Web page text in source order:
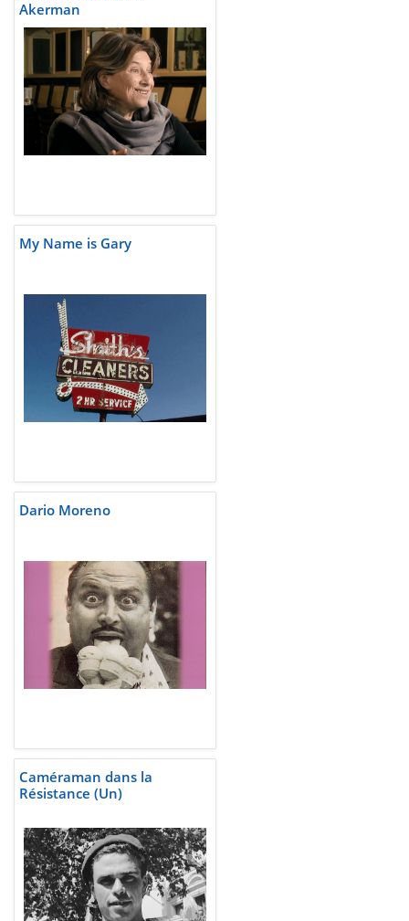
Akerman
My Name is Gary
Dario Moreno
Caméraman dans la
Résistance (Un)